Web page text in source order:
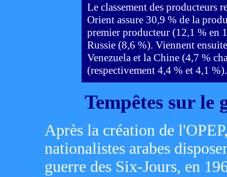
Le classement des producteurs
Orient assure 30,9 % de la
premier producteur (12,1 % en
Russie (8,6 %). Viennent
Venezuela et la Chine (4,7 %
(respectivement 4,4 % et 4,1 %).
Tempêtes sur le
Après la création de
nationalistes arabes
guerre des Six-Jours, en